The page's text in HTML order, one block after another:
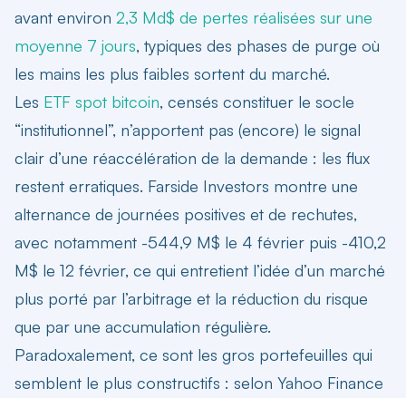
avant environ 2,3 Md$ de pertes réalisées sur une
moyenne 7 jours, typiques des phases de purge où
les mains les plus faibles sortent du marché.
Les ETF spot bitcoin, censés constituer le socle
“institutionnel”, n’apportent pas (encore) le signal
clair d’une réaccélération de la demande : les flux
restent erratiques. Farside Investors montre une
alternance de journées positives et de rechutes,
avec notamment -544,9 M$ le 4 février puis -410,2
M$ le 12 février, ce qui entretient l’idée d’un marché
plus porté par l’arbitrage et la réduction du risque
que par une accumulation régulière.
Paradoxalement, ce sont les gros portefeuilles qui
semblent le plus constructifs : selon Yahoo Finance